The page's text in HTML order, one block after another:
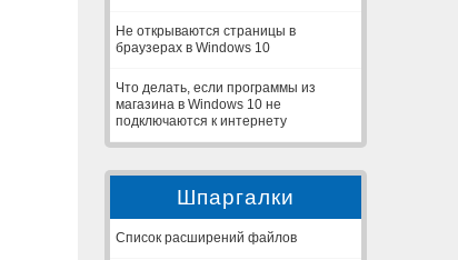
Не открываются страницы в
браузерах в Windows 10
Что делать, если программы из
магазина в Windows 10 не
подключаются к интернету
Шпаргалки
Список расширений файлов